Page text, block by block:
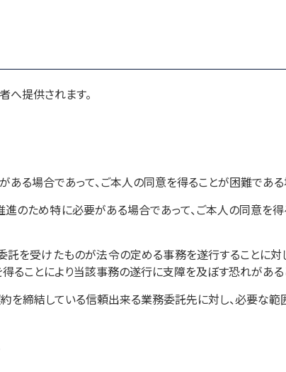
へ提供されます。
る場合であって、ご本人の同意を得ることが困難である
のため特に必要がある場合であって、ご本人の同意を得
託を受けたものが法令の定める事務を遂行することに対
ることにより当該事務の遂行に支障を及ぼす恐れがある
を締結している信頼出来る業務委託先に対し、必要な範